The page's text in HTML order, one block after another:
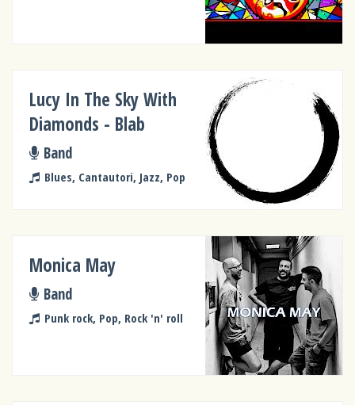
Lucy In The Sky With
Diamonds - Blab
Band
Blues, Cantautori, Jazz, Pop
Monica May
Band
Punk rock, Pop, Rock 'n' roll